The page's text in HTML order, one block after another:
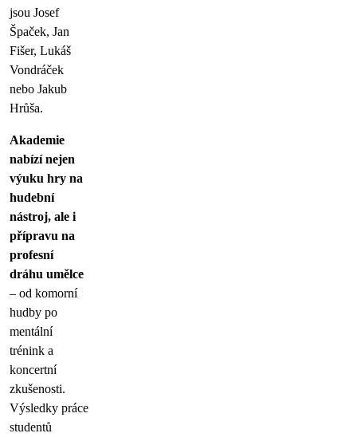
jsou Josef
Špaček, Jan
Fišer, Lukáš
Vondráček
nebo Jakub
Hrůša.
Akademie
nabízí nejen
výuku hry na
hudební
nástroj, ale i
přípravu na
profesní
dráhu umělce
– od komorní
hudby po
mentální
trénink a
koncertní
zkušenosti.
Výsledky práce
studentů